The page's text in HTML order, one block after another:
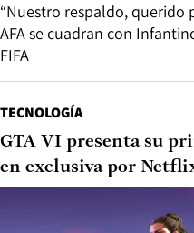
“Nuestro respaldo, querido
AFA se cuadran con
FIFA
TECNOLOGÍA
GTA VI presenta su
en exclusiva por